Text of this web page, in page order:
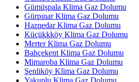
Gümüşpala Klima Gaz Dolumu
Gürpınar Klima Gaz Dolumu
Haznedar Klima Gaz Dolumu
Küçükkköy Klima Gaz Dolumu
Merter Klima Gaz Dolumu
Bahçekent Klima Gaz Dolumu
Mimaroba Klima Gaz Dolumu
Şenliköy Klima Gaz Dolumu
Yakuplu Klima Gaz Dolumu